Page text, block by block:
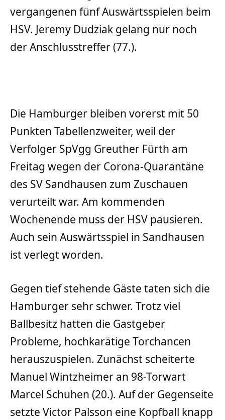
vergangenen fünf Auswärtsspielen beim
HSV. Jeremy Dudziak gelang nur noch
der Anschlusstreffer (77.).
Die Hamburger bleiben vorerst mit 50
Punkten Tabellenzweiter, weil der
Verfolger SpVgg Greuther Fürth am
Freitag wegen der Corona-Quarantäne
des SV Sandhausen zum Zuschauen
verurteilt war. Am kommenden
Wochenende muss der HSV pausieren.
Auch sein Auswärtsspiel in Sandhausen
ist verlegt worden.
Gegen tief stehende Gäste taten sich die
Hamburger sehr schwer. Trotz viel
Ballbesitz hatten die Gastgeber
Probleme, hochkarätige Torchancen
herauszuspielen. Zunächst scheiterte
Manuel Wintzheimer an 98-Torwart
Marcel Schuhen (20.). Auf der Gegenseite
setzte Victor Palsson eine Kopfball knapp